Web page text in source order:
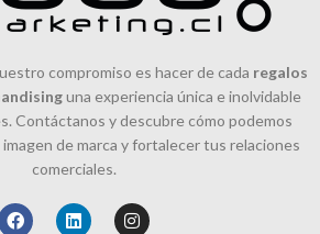
compromiso es hacer de cada regalos
una experiencia única e inolvidable
Contáctanos y descubre cómo podemos
de marca y fortalecer tus relaciones
comerciales.